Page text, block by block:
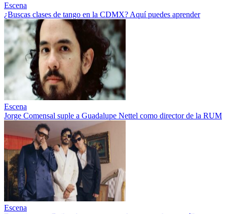
Escena
¿Buscas clases de tango en la CDMX? Aquí puedes aprender
Escena
Jorge Comensal suple a Guadalupe Nettel como director de la RUM
Escena